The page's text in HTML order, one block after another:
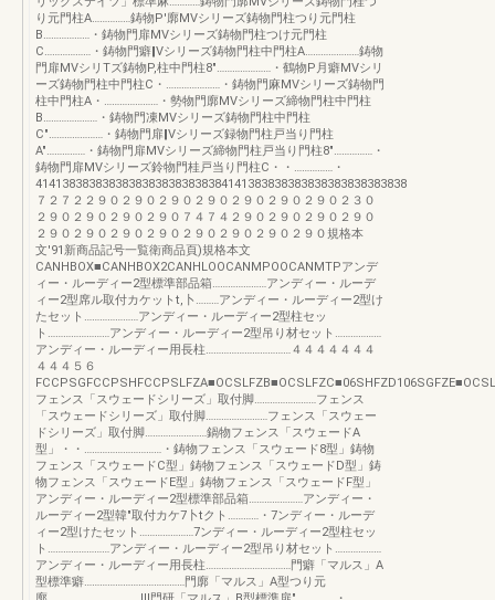
り元門柱A……………鋳物P'廓MVシリーズ鋳物門柱つり元門柱
B………………・鋳物門扉MVシリーズ鋳物門柱つけ元門柱
C………………・鋳物門癖‖Vシリーズ鋳物門柱中門柱A…………………鋳物
門扉MVシリTズ鋳物P,柱中門柱8"…………………・鶴物P月癖MVシリ
ーズ鋳物門柱中門柱C・…………………・鋳物門麻MVシリーズ鋳物門
柱中門柱A・…………………・勢物門廓MVシリーズ締物門柱中門柱
B…………………・鋳物門凍MVシリーズ鋳物門柱中門柱
C"…………………・鋳物門扉‖Vシリーズ録物門柱戸当り門柱
A"……………・鋳物門扉MVシリーズ締物門柱戸当り門柱8"……………・
鋳物門扉MVシリーズ鈴物門桂戸当り門柱C・・……………・
41413838383838383838383838384141383838383838383838383838
７２７２２９０２９０２９０２９０２９０２９０２９０２３０
２９０２９０２９０２９０７４７４２９０２９０２９０２９０
２９０２９０２９０２９０２９０２９０２９０２９０規格本
文'91新商品記号一覧衛商品頁)規格本文
CANHBOX■CANHBOX2CANHLOOCANMPOOCANMTPアンデ
ィー・ルーディー2型標準部品箱…………………アンディー・ルーデ
ィー2型席ル取付カケットt,卜………アンディー・ルーディー2型け
たセット…………………アンディー・ルーディー2型柱セッ
ト……………………アンディー・ルーディー2型吊り材セット………………
アンディー・ルーディー用長柱……………………………４４４４４４４
４４４５６
フェンス「スウェードシリーズ」取付脚……………………フェンス
「スウェードシリーズ」取付脚……………………フェンス「スウェー
ドシリーズ」取付脚……………………鍋物フェンス「スウェードA
型」・・…………………………・鋳物フェンス「スウェード8型」鋳物
フェンス「スウェードC型」鋳物フェンス「スウェードD型」鋳
物フェンス「スウェードE型」鋳物フェンス「スウェードF型」
アンディー・ルーディー2型標準部品箱…………………アンディー・
ルーディー2型韓"取付カケ7卜tクト…………・7ンディー・ルーデ
ィー2型けたセット…………………7ンディー・ルーディー2型柱セッ
ト……………………アンディー・ルーディー2型吊り材セット………………
アンディー・ルーディー用長柱……………………………門癖「マルス」A
型標準癖…………………………………門廓「マルス」A型つり元